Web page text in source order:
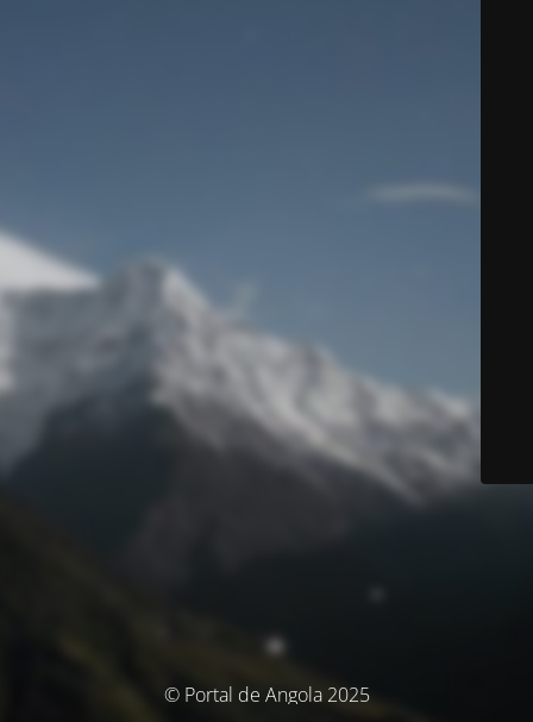
© Portal de Angola 2025